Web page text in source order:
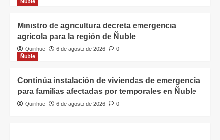
Ñuble
Ministro de agricultura decreta emergencia
agrícola para la región de Ñuble
Quirihue 6 de agosto de 2026
0
Ñuble
Continúa instalación de viviendas de emergencia
para familias afectadas por temporales en Ñuble
Quirihue 6 de agosto de 2026 0